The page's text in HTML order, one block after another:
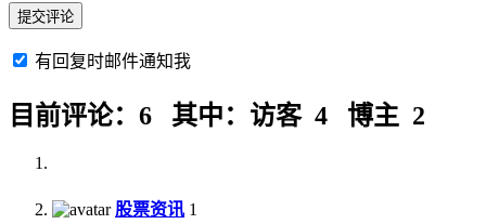
有回复时邮件通知我
目前评论：6 其中：访客 4 博主 2
股票资讯 1